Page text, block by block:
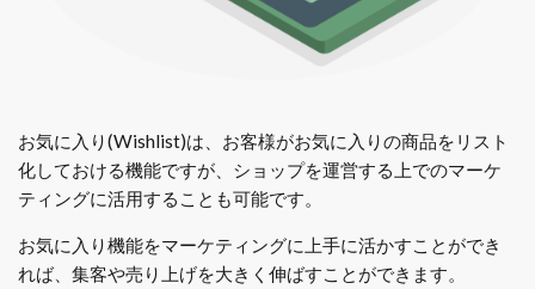
お気に入り(Wishlist)は、お客様がお気に入りの商品をリスト
化しておける機能ですが、ショップを運営する上でのマーケ
ティングに活用することも可能です。
お気に入り機能をマーケティングに上手に活かすことができ
れば、集客や売り上げを大きく伸ばすことができます。